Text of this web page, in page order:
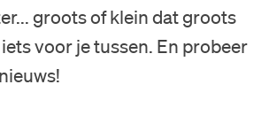
groots of klein dat groots
voor je tussen. En probeer